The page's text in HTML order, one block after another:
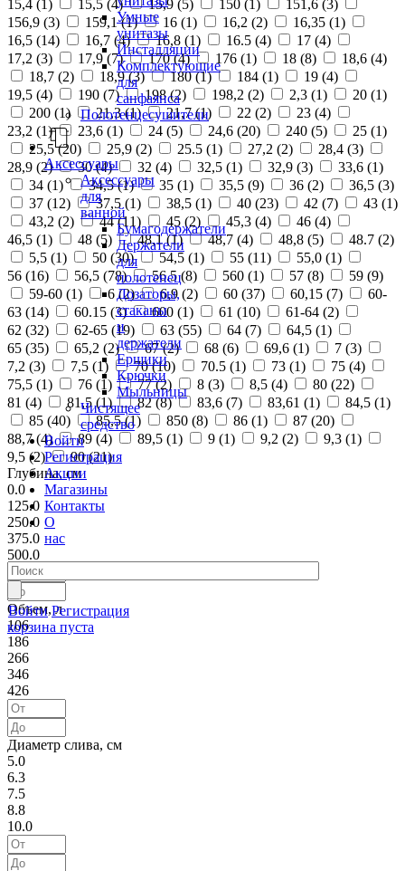
Умные
унитазы
Инсталляции
Комплектующие
для
санфаянса
Полотенцесушители
Аксессуары
Аксессуары
для
ванной
Бумагодержатели
Держатели
для
полотенец
Дозаторы,
стаканы
и
держатели
Ершики
Крючки
Мыльницы
Чистящее
средство
Войти
Регистрация
Акции
Магазины
Контакты
О
нас
Войти Регистрация
корзина пуста
15,4 (1 ) 15,5 (4) 15,9 (5) 150 (1 ) 151,6 (3)
156,9 (3) 159,1 (1) 16 (1) 16,2 (2) 16,35 (1)
16,5 (14) 16,7 (4) 16,8 (1) 16.5 (4) 17 (4)
17,2 (3) 17,9 (7) 170 (4) 176 (1) 18 (8) 18,6 (4)
18,7 (2) 18,9 (3) 180 (1) 184 (1) 19 (4)
19,5 (4) 190 (7) 198 (2) 198,2 (2) 2,3 (1) 20 (1)
200 (1) 21,3 (1) 21,7 (1) 22 (2) 23 (4)
23,2 (1) 23,6 (1) 24 (5) 24,6 (20) 240 (5) 25 (1)
25,5 (20) 25,9 (2) 25.5 (1) 27,2 (2) 28,4 (3)
28,9 (2) 30 (4) 32 (4) 32,5 (1) 32,9 (3) 33,6 (1)
34 (1) 34,5 (1) 35 (1) 35,5 (9) 36 (2) 36,5 (3)
37 (12) 37,5 (1) 38,5 (1) 40 (23) 42 (7) 43 (1)
43,2 (2) 44 (11) 45 (2) 45,3 (4) 46 (4)
46,5 (1) 48 (5) 48,1 (1) 48,7 (4) 48,8 (5) 48.7 (2)
5,5 (1) 50 (30) 54,5 (1) 55 (11) 55,0 (1)
56 (16) 56,5 (78) 56.5 (8) 560 (1) 57 (8) 59 (9)
59-60 (1) 6 (2) 6,9 (2) 60 (37) 60,15 (7)
60-
63 (14) 60.15 (3) 600 (1) 61 (10) 61-64 (2)
62 (32) 62-65 (19) 63 (55) 64 (7) 64,5 (1)
65 (35) 65,2 (2) 67 (2) 68 (6) 69,6 (1) 7 (3)
7,2 (3) 7,5 (1) 70 (10) 70.5 (1) 73 (1) 75 (4)
75,5 (1) 76 (1) 77 (2) 8 (3) 8,5 (4) 80 (22)
81 (4) 81,5 (1) 82 (8) 83,6 (7) 83,61 (1) 84,5 (1)
85 (40) 85,5 (1) 850 (8) 86 (1) 87 (20)
88,7 (4) 89 (4) 89,5 (1) 9 (1) 9,2 (2) 9,3 (1)
9,5 (2) 90 (21)
Глубина, см
0.0
125.0
250.0
375.0
500.0
Объем, л
106
186
266
346
426
Диаметр слива, см
5.0
6.3
7.5
8.8
10.0